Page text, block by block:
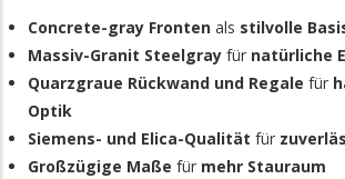
Concrete-gray Fronten als stilvolle
Massiv-Granit Steelgray für natürliche
Quarzgraue Rückwand und Regale für
Optik
Siemens- und Elica-Qualität für
Großzügige Maße für mehr Stauraum